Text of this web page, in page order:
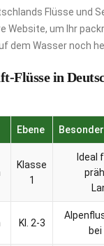
Flüsse und
Website, um Ihr
dem Wasser noch
Flüsse in
Ebene
Klasse
1
Ideal
Kl. 2-3